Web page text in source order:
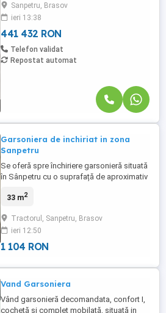
apartamentul este bine compartimentat și
valorifică eficient fiecare spațiu: Living cu
bucătărie ...
Sanpetru, Brasov
ieri 13:38
441 432 RON
Telefon validat
Repostat automat
Garsoniera de inchiriat in zona
Sanpetru
Se oferă spre închiriere garsonieră situată
în Sânpetru cu o suprafață de aproximativ
etajul 2 6. Locuința este complet mobilată
modernă și balcon, oferind un ambient
primitor și comod. Zona este liniștită,
aproape de natură ...
33 m2
Tractorul, Sanpetru, Brasov
ieri 12:50
1 104 RON
Vand Garsoniera
Vând garsonieră decomandata, confort I,
cochetă si complet mobilată, situată in